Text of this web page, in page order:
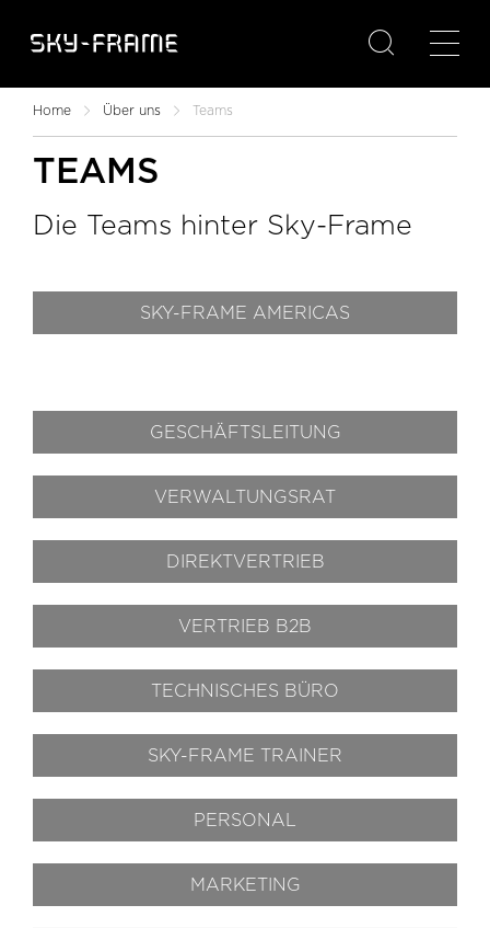

Home Über uns Teams
TEAMS
Die Teams hinter Sky-Frame
SKY-FRAME AMERICAS
GESCHÄFTSLEITUNG
VERWALTUNGSRAT
DIREKTVERTRIEB
VERTRIEB B2B
TECHNISCHES BÜRO
SKY-FRAME TRAINER
PERSONAL
MARKETING